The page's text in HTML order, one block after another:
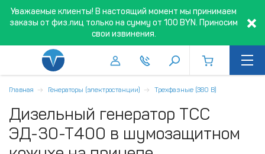
Уважаемые клиенты! В настоящий момент мы принимаем
заказы от физ.лиц только на сумму от 100 BYN. Приносим
свои извинения.
Главная Генераторы (электростанции) Трехфазные (380 В)
Дизельный генератор ТСС
ЭД-30-Т400 в шумозащитном